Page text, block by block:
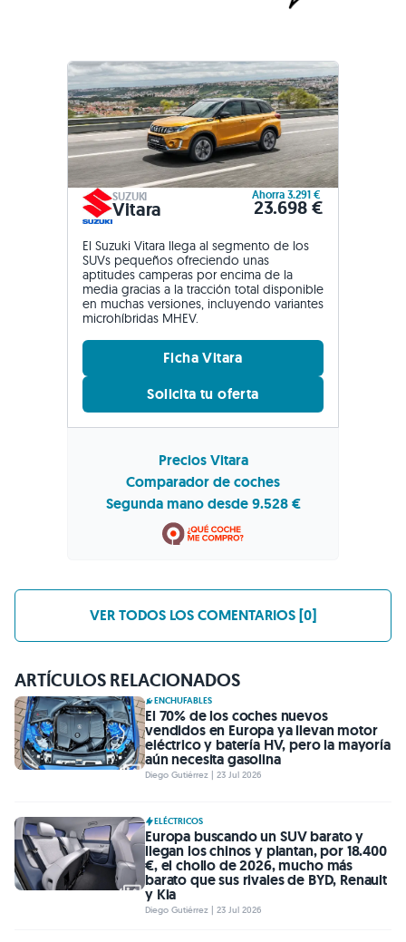
SUZUKI
Vitara
Ahorra 3.291 €
23.698 €
El Suzuki Vitara llega al segmento de los
SUVs pequeños ofreciendo unas
aptitudes camperas por encima de la
media gracias a la tracción total disponible
en muchas versiones, incluyendo variantes
microhíbridas MHEV.
Ficha Vitara
Solicita tu oferta
Precios Vitara
Comparador de coches
Segunda mano desde 9.528 €
VER TODOS LOS COMENTARIOS [0]
ARTÍCULOS RELACIONADOS
ENCHUFABLES
El 70% de los coches nuevos
vendidos en Europa ya llevan motor
eléctrico y batería HV, pero la mayoría
aún necesita gasolina
Diego Gutiérrez | 23 Jul 2026
ELÉCTRICOS
Europa buscando un SUV barato y
llegan los chinos y plantan, por 18.400
€, el chollo de 2026, mucho más
barato que sus rivales de BYD, Renault
y Kia
Diego Gutiérrez | 23 Jul 2026